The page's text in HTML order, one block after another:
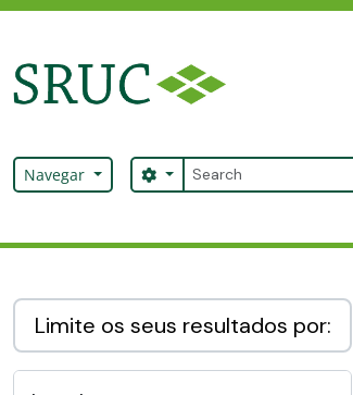
Navegar Pesquisar
Search options
Limite os seus resultados por: